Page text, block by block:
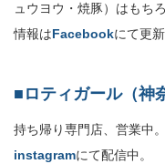
ュウヨウ・焼豚）はもち
情報はFacebookにて更新
■ロティガール（神
持ち帰り専門店、営業中
instagramにて配信中。